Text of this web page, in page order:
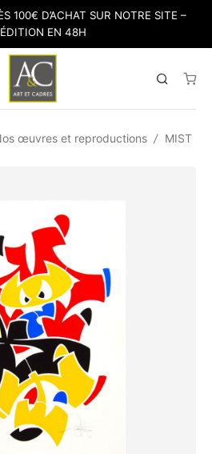
100€ D’ACHAT SUR NOTRE SITE –
EN 48H
Search
œuvres et reproductions / MIST